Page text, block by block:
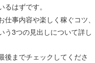
るはずです。
事内容や楽しく稼ぐコツ、
う3つの見出しについて詳し
後までチェックしてくださ